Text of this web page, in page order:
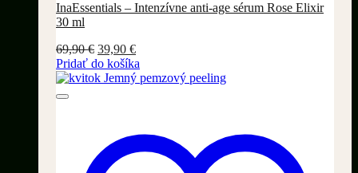
InaEssentials – Intenzívne anti-age sérum Rose Elixir
30 ml
69,90€ Pôvodná
cena
bola:
39,90 €Aktuálna
cena
je:
Pridať do košíka